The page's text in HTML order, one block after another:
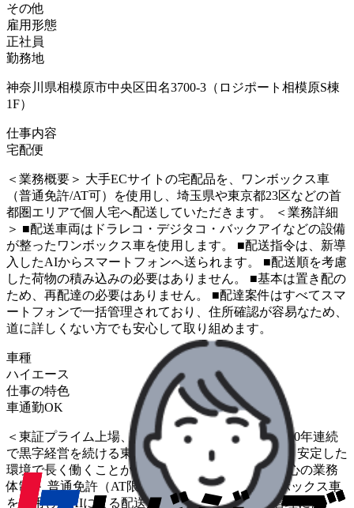
その他
雇用形態
正社員
勤務地
神奈川県相模原市中央区田名3700-3（ロジポート相模原S棟
1F）
仕事内容
宅配便
＜業務概要＞ 大手ECサイトの宅配品を、ワンボックス車
（普通免許/AT可）を使用し、埼玉県や東京都23区などの首
都圏エリアで個人宅へ配送していただきます。 ＜業務詳細
＞ ■配送車両はドラレコ・デジタコ・バックアイなどの設備
が整ったワンボックス車を使用します。 ■配送指令は、新導
入したAIからスマートフォンへ送られます。 ■配送順を考慮
した荷物の積み込みの必要はありません。 ■基本は置き配の
ため、再配達の必要はありません。 ■配達案件はすべてスマ
ートフォンで一括管理されており、住所確認が容易なため、
道に詳しくない方でも安心して取り組めます。
車種
ハイエース
仕事の特色
車通勤OK
＜東証プライム上場、黒字経営の安定基盤＞ 創業50年連続
で黒字経営を続ける東証プライム上場企業であり、安定した
環境で長く働くことが可能です。 ＜未経験者も安心の業務
体制＞ 普通免許（AT限定可）で運転できるワンボックス車
を使用し、AIによる配送指令やスマホでの案件管理によ